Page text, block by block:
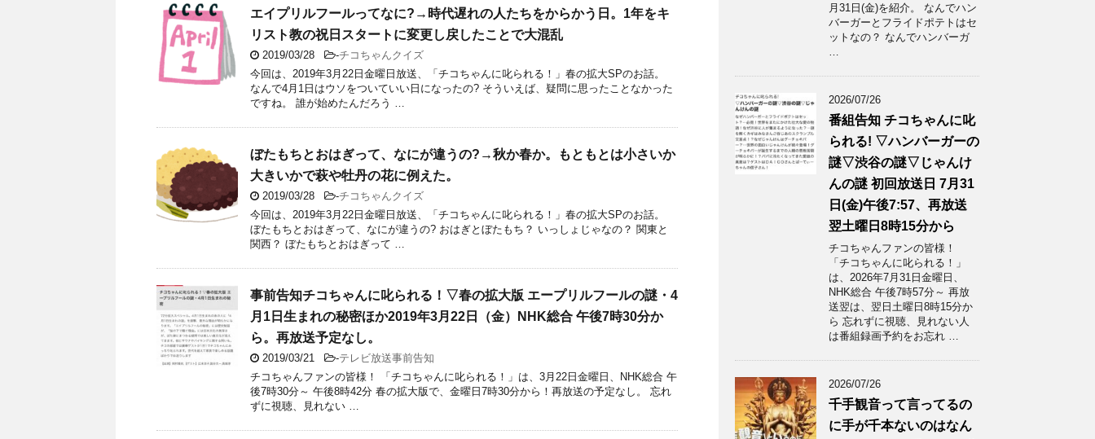
エイプリルフールってなに?→時代遅れの人たちをからかう日。1年をキ
リスト教の祝日スタートに変更し戻したことで大混乱
2019/03/28 -チコちゃんクイズ
今回は、2019年3月22日金曜日放送、「チコちゃんに叱られる！」春の拡大SPのお話。
なんで4月1日はウソをついていい日になったの? そういえば、疑問に思ったことなかった
ですね。 誰が始めたんだろう …
ぼたもちとおはぎって、なにが違うの?→秋か春か。もともとは小さいか
大きいかで萩や牡丹の花に例えた。
2019/03/28 -チコちゃんクイズ
今回は、2019年3月22日金曜日放送、「チコちゃんに叱られる！」春の拡大SPのお話。
ぼたもちとおはぎって、なにが違うの? おはぎとぼたもち？ いっしょじゃなの？ 関東と
関西？ ぼたもちとおはぎって …
事前告知チコちゃんに叱られる！▽春の拡大版 エープリルフールの謎・4
月1日生まれの秘密ほか2019年3月22日（金）NHK総合 午後7時30分か
ら。再放送予定なし。
2019/03/21 -テレビ放送事前告知
チコちゃんファンの皆様！ 「チコちゃんに叱られる！」​は、3月22日金曜日、NHK総合 午
後7時30分～ 午後8時42分 春の拡大版で、金曜日7時30分から！再放送の予定なし。 忘れ
ずに視聴、見れない …
月31日(金)を紹介。 なんでハン
バーガーとフライドポテトはセ
ットなの？ なんでハンバーガ
…
2026/07/26
番組告知 チコちゃんに叱
られる! ▽ハンバーガーの
謎▽渋谷の謎▽じゃんけ
んの謎 初回放送日 7月31
日(金)午後7:57、再放送
翌土曜日8時15分から
チコちゃんファンの皆様！
「チコちゃんに叱られる！」​
は、2026年7月31日金曜日、
NHK総合 午後7時57分～ 再放
送翌は、翌日土曜日8時15分か
ら 忘れずに視聴、見れない人
は番組録画予約をお忘れ …
2026/07/26
千手観音って言ってるの
に手が千本ないのはなん